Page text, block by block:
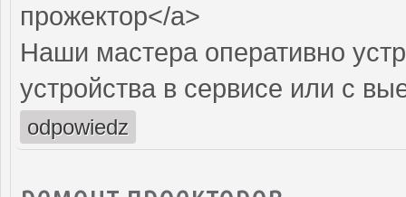
прожектор</a>
Наши мастера оперативно
устройства в сервисе или с
odpowiedz